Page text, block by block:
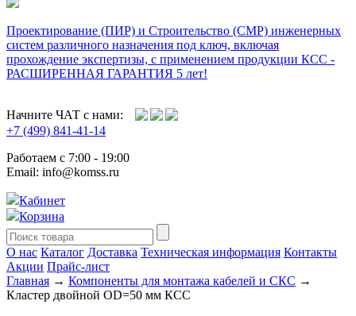
Проектирование (ПИР) и Cтроительство (СМР) инженерных
систем различного назначения под ключ, включая
прохождение экспертизы, с применением продукции КСС -
РАСШИРЕННАЯ ГАРАНТИЯ 5 лет!
Начните ЧАТ с нами:
+7 (499) 841-41-14
Работаем с 7:00 - 19:00
Email: info@komss.ru
Кабинет
Корзина
О нас Каталог Доставка Техническая информация Контакты
Акции Прайс-лист
Главная → Компоненты для монтажа кабелей и СКС →
Кластер двойной OD=50 мм КСС